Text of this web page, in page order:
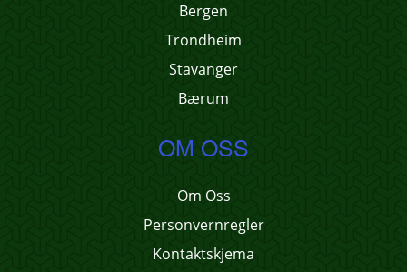
Bergen
Trondheim
Stavanger
Bærum
OM OSS
Om Oss
Personvernregler
Kontaktskjema